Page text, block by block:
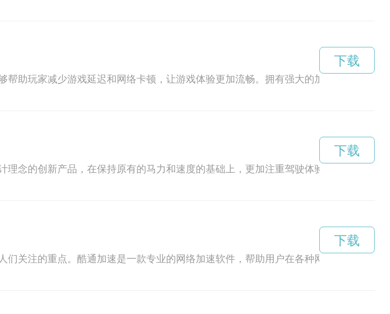
帮助玩家减少游戏延迟和网络卡顿，让游戏体验更加流畅。拥有强大的加速引擎和智
下载
理念的创新产品，在保持原有的马力和速度的基础上，更加注重驾驶体验的提升，让驾
下载
们关注的重点。酷通加速是一款专业的网络加速软件，帮助用户在各种网络环境下获得
下载